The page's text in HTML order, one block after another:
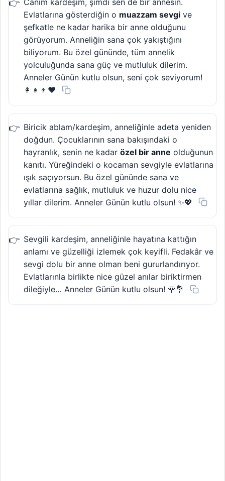
Canım kardeşim, şimdi sen de bir annesin.
Evlatlarına gösterdiğin o muazzam sevgi ve
şefkatle ne kadar harika bir anne olduğunu
görüyorum. Anneliğin sana çok yakıştığını
biliyorum. Bu özel gününde, tüm annelik
yolculuğunda sana güç ve mutluluk dilerim.
Anneler Günün kutlu olsun, seni çok seviyorum!
👩‍👧‍👦❤️
Biricik ablam/kardeşim, anneliğinle adeta yeniden
doğdun. Çocuklarının sana bakışındaki o
hayranlık, senin ne kadar özel bir anne olduğunun
kanıtı. Yüreğindeki o kocaman sevgiyle evlatlarına
ışık saçıyorsun. Bu özel gününde sana ve
evlatlarına sağlık, mutluluk ve huzur dolu nice
yıllar dilerim. Anneler Günün kutlu olsun! ✨💖
Sevgili kardeşim, anneliğinle hayatına kattığın
anlamı ve güzelliği izlemek çok keyifli. Fedakâr ve
sevgi dolu bir anne olman beni gururlandırıyor.
Evlatlarınla birlikte nice güzel anılar biriktirmen
dileğiyle… Anneler Günün kutlu olsun! 🌹💐